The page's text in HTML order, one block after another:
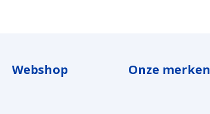
Webshop Onze merken